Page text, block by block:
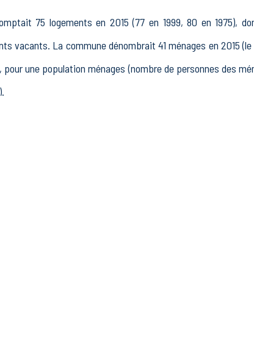
75 logements en 2015 (77 en 1999, 80 en 1975),
vacants. La commune dénombrait 41 ménages en 2015
pour une population ménages (nombre de personnes des